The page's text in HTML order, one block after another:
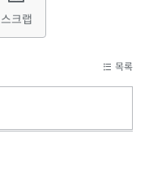
스크랩
목록